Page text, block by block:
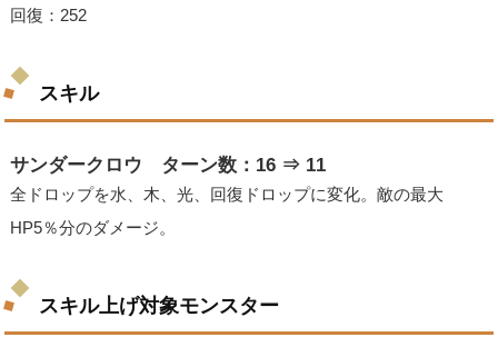
回復：252
スキル
サンダークロウ ターン数：16 ⇒ 11
全ドロップを水、木、光、回復ドロップに変化。敵の最大
HP5％分のダメージ。
スキル上げ対象モンスター